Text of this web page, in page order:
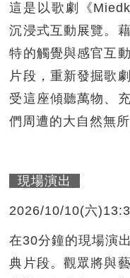
這是以歌劇《
沉浸式互動展覽。
特的觸覺與感官互
片段，重新發掘歌
受這座傾聽萬物、
們周遭的大自然無所
現場演出
2026/10/10(六
在30分鐘的現場演
典片段。觀眾將與